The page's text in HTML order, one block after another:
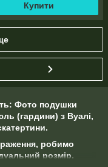
Купити
Фото подушки
(гардини) з Вуалі,
робимо
розмір,